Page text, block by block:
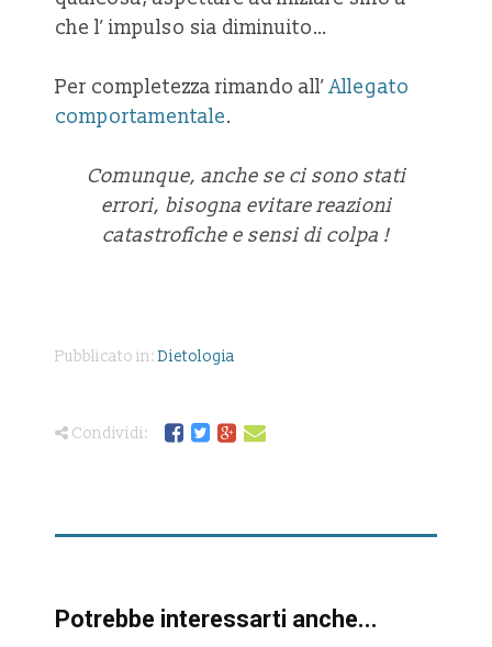
che l’ impulso sia diminuito…
Per completezza rimando all’Allegato
comportamentale.
Comunque, anche se ci sono stati
errori, bisogna evitare reazioni
catastrofiche e sensi di colpa !
Pubblicato in:Dietologia
Condividi:
Potrebbe interessarti anche...